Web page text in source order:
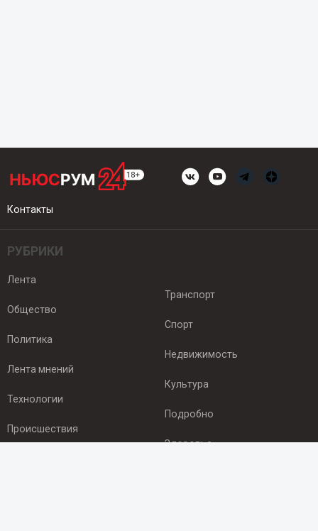
Контакты
РУБРИКИ
Лента
Общество
Политика
Лента мнений
Технологии
Происшествия
Транспорт
Спорт
Недвижимость
Культура
Подробно
Здоровье